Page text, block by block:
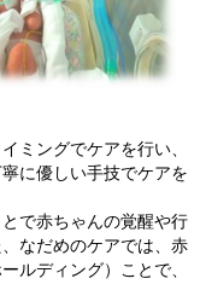
ミングでケアを行い、
に優しい手技でケアを
で赤ちゃんの覚醒や行
なだめのケアでは、赤
ルディング）ことで、